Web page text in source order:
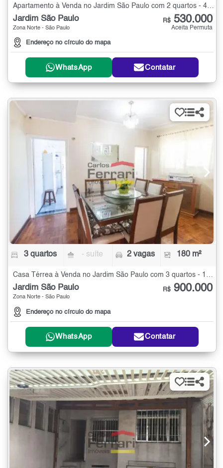
Apartamento à Venda no Jardim São Paulo com 2 quartos - 41 m²
Jardim São Paulo
Zona Norte - São Paulo
Endereço no círculo do mapa
R$ 530.000
Aceita Permuta
WhatsApp Contatar
3 quartos - suíte 2 vagas 180 m²
Casa Térrea à Venda no Jardim São Paulo com 3 quartos - 180 m²
Jardim São Paulo
Zona Norte - São Paulo
Endereço no círculo do mapa
R$ 900.000
WhatsApp Contatar